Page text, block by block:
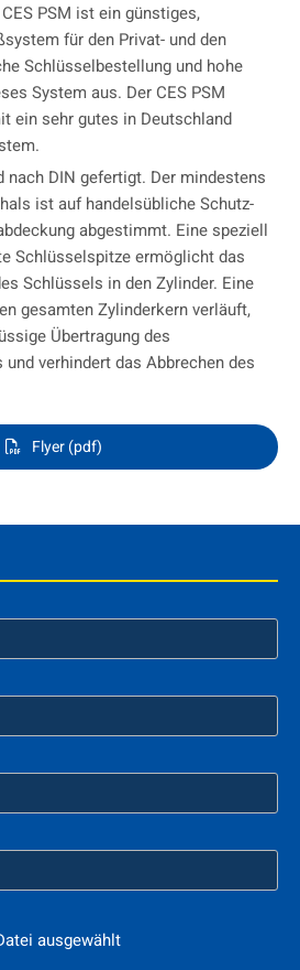
PSM ist ein günstiges,
für den Privat- und den
Schlüsselbestellung und hohe
System aus. Der CES PSM
ein sehr gutes in Deutschland
nach DIN gefertigt. Der mindestens
ist auf handelsübliche Schutz-
abgestimmt. Eine speziell
Schlüsselspitze ermöglicht das
Schlüssels in den Zylinder. Eine
gesamten Zylinderkern verläuft,
Übertragung des
verhindert das Abbrechen des
Flyer (pdf)
ausgewählt